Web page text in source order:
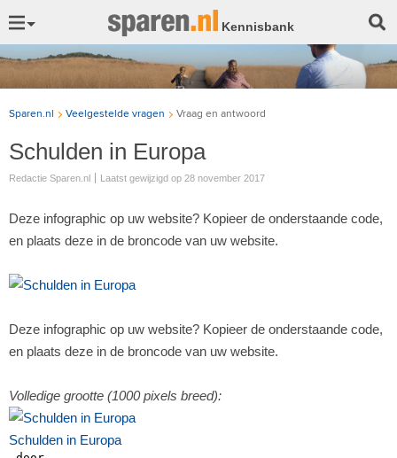
Kennisbank
Sparen.nl Veelgestelde vragen Vraag en antwoord
Schulden in Europa
Redactie Sparen.nl Laatst gewijzigd op 28 november 2017
Deze infographic op uw website? Kopieer de onderstaande code,
en plaats deze in de broncode van uw website.
Deze infographic op uw website? Kopieer de onderstaande code,
en plaats deze in de broncode van uw website.
Volledige grootte (1000 pixels breed):
Schulden in Europa